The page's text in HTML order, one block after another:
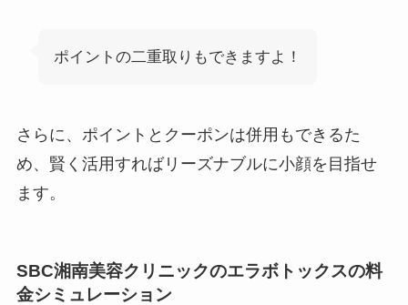
ポイントの二重取りもできますよ！
さらに、ポイントとクーポンは併用もできるた
め、賢く活用すればリーズナブルに小顔を目指せ
ます。
SBC湘南美容クリニックのエラボトックスの料
金シミュレーション